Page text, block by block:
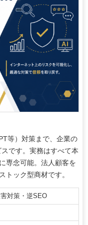
等）対策まで、企業の
です。実務はすべて本
専念可能。法人顧客を
トック型商材です。
対策・逆SEO